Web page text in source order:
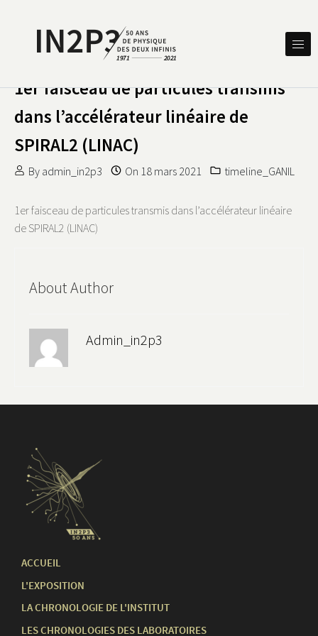
IN2P3 50 ANS DE PHYSIQUE
1er faisceau de particules transmis
dans l’accélérateur linéaire de
SPIRAL2 (LINAC)
By admin_in2p3 On 18 mars 2021 timeline_GANIL
1er faisceau de particules transmis dans l’accélérateur linéaire
de SPIRAL2 (LINAC)
About Author
Admin_in2p3
ACCUEIL
L'EXPOSITION
LA CHRONOLOGIE DE L'INSTITUT
LES CHRONOLOGIES DES LABORATOIRES